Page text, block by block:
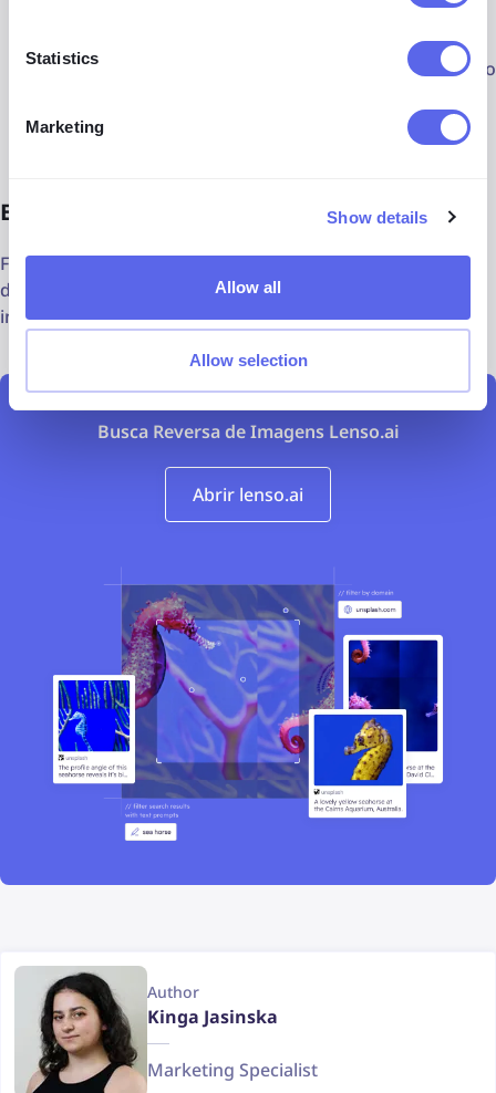
Statistics
Marketing
Show details
Allow all
Allow selection
Descobrir conteúdo semelhante ou visual relacionado
Verificar identidades
Experimente você mesmo!
Faça uma busca reversa de imagens com lenso.ai e
descubra onde suas imagens estão sendo usadas na
internet.
Busca Reversa de Imagens Lenso.ai
Abrir lenso.ai
Author
Kinga Jasinska
Marketing Specialist